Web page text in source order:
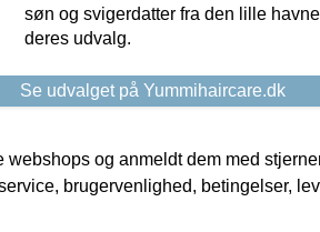
søn og svigerdatter fra den lille
deres udvalg.
Se udvalget på Yummihaircare.dk
og anmeldt dem med
brugervenlighed, betingelser,